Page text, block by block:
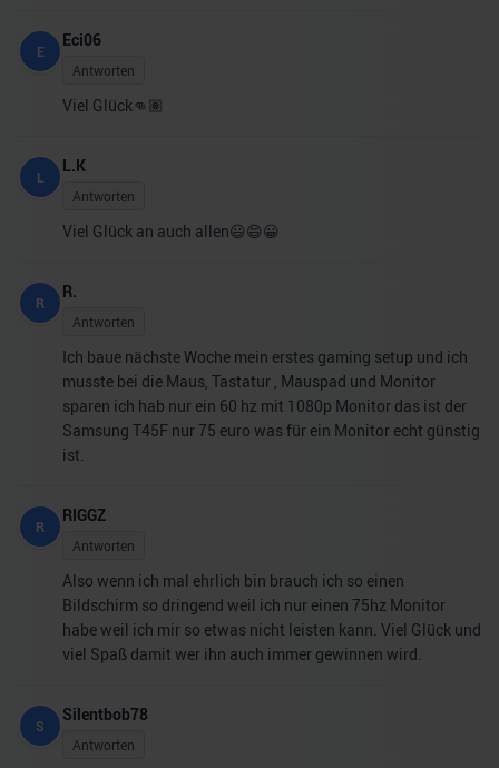
E
Eci06
Antworten
Viel Glück👊🏽
L
L.K
Antworten
Viel Glück an auch allen😃😄😀
R
R.
Antworten
Ich baue nächste Woche mein erstes gaming setup und ich
musste bei die Maus, Tastatur , Mauspad und Monitor
sparen ich hab nur ein 60 hz mit 1080p Monitor das ist der
Samsung T45F nur 75 euro was für ein Monitor echt günstig
ist.
R
RIGGZ
Antworten
Also wenn ich mal ehrlich bin brauch ich so einen
Bildschirm so dringend weil ich nur einen 75hz Monitor
habe weil ich mir so etwas nicht leisten kann. Viel Glück und
viel Spaß damit wer ihn auch immer gewinnen wird.
S
Silentbob78
Antworten